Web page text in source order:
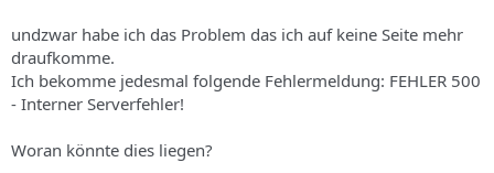
s
T
h
e
a
s
d
a
t
u
undzwar habe ich das Problem das ich auf keine Seite mehr
draufkomme.
Ich bekomme jedesmal folgende Fehlermeldung: FEHLER 500
- Interner Serverfehler!
Woran könnte dies liegen?